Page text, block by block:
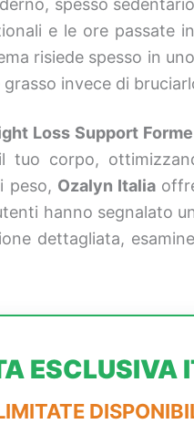
spesso
e le ore passate
risiede spesso in
grasso invece di
Loss Support
tuo corpo,
peso, Ozalyn Italia
hanno segnalato
dettagliata,
ESCLUSIVA